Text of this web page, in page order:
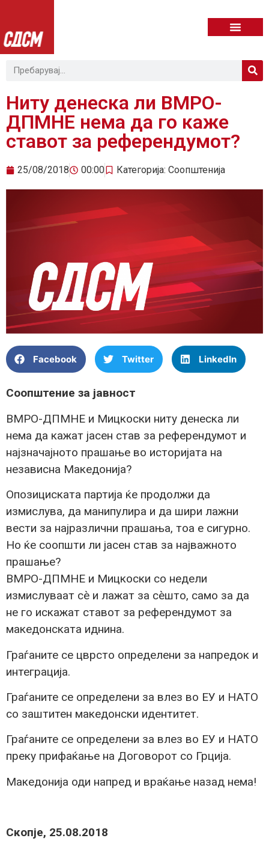
Ниту денеска ли ВМРО-
ДПМНЕ нема да го каже
ставот за референдумот?
25/08/2018 00:00 Категорија: Соопштенија
Facebook Twitter LinkedIn
Соопштение за јавност
ВМРО-ДПМНЕ и Мицкоски ниту денеска ли
нема да кажат јасен став за референдумот и
најзначајното прашање во историјата на
независна Македонија?
Опозициската партија ќе продолжи да
измислува, да манипулира и да шири лажни
вести за најразлични прашања, тоа е сигурно.
Но ќе соопшти ли јасен став за најважното
прашање?
ВМРО-ДПМНЕ и Мицкоски со недели
измислуваат сè и лажат за сèшто, само за да
не го искажат ставот за референдумот за
македонската иднина.
Граѓаните се цврсто определени за напредок и
интеграција.
Граѓаните се определени за влез во ЕУ и НАТО
со заштитен македонски идентитет.
Граѓаните се определени за влез во ЕУ и НАТО
преку прифаќање на Договорот со Грција.
Македонија оди напред и враќање назад нема!
Скопје, 25.08.2018